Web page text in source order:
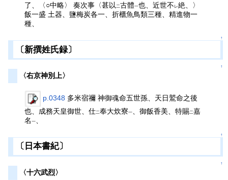
了、〈○中略〉 奏次事〈甚以 二古體一也、近世不 レ絶、〉
飯一盛 土器、鹽梅炭各一、折櫃魚鳥類三種、精進物一
種、
↑
〔新撰姓氏録〕
↑
〈右京神別上〉
p.0348 多米宿禰 神御魂命五世孫、天日鷲命之後
也、成務天皇御世、仕二奉大炊寮一 、御飯香美、特賜二嘉
名一
↑
〔日本書紀〕
↑
〈十六武烈〉